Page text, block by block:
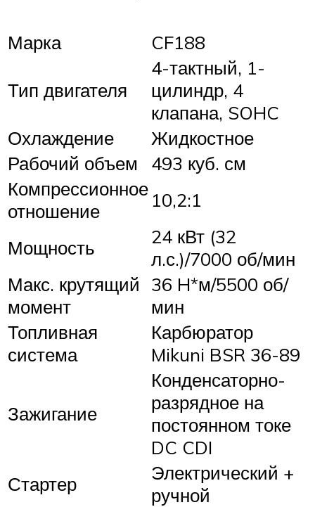
Марка CF188
Тип двигателя
4-тактный, 1-
цилиндр, 4
клапана, SOHC
Охлаждение
Жидкостное
Рабочий объем
493 куб. см
Компрессионное
отношение
10,2:1
Мощность
24 кВт (32
л.с.)/7000 об/мин
Макс. крутящий
момент
36 H*м/5500 об/
мин
Топливная
система
Карбюратор
Mikuni BSR 36-89
Зажигание
Конденсаторно-
разрядное на
постоянном токе
DC CDI
Стартер
Электрический +
ручной